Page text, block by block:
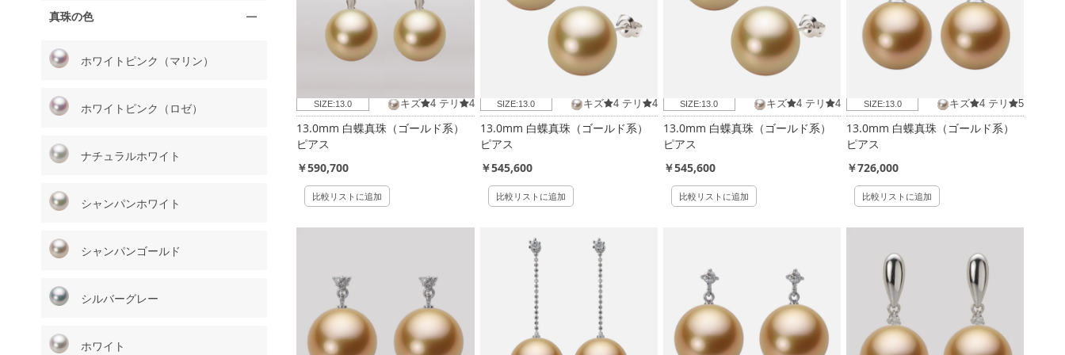
SIZE:13.0 キズ 4 テリ 4
13.0mm 白蝶真珠（ゴールド系）
ピアス
￥590,700
比較リストに追加
SIZE:13.0 キズ 4 テリ 4
13.0mm 白蝶真珠（ゴールド系）
ピアス
￥545,600
比較リストに追加
SIZE:13.0 キズ 4 テリ 4
13.0mm 白蝶真珠（ゴールド系）
ピアス
￥545,600
比較リストに追加
SIZE:13.0 キズ 4 テリ 5
13.0mm 白蝶真珠（ゴールド系）
ピアス
￥726,000
比較リストに追加
真珠の色
ホワイトピンク（マリン）
ホワイトピンク（ロゼ）
ナチュラルホワイト
シャンパンホワイト
シャンパンゴールド
シルバーグレー
ホワイト